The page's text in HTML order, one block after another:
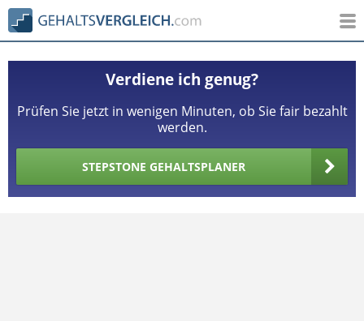
Verdiene ich genug?
Prüfen Sie jetzt in wenigen Minuten, ob Sie fair bezahlt
werden.
STEPSTONE GEHALTSPLANER